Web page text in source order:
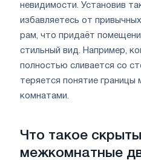
невидимости. Установив
избавляетесь от
рам, что придаёт
стильный вид. Например,
полностью сливается со
теряется понятие
комнатами.
Что такое
межкомнатные